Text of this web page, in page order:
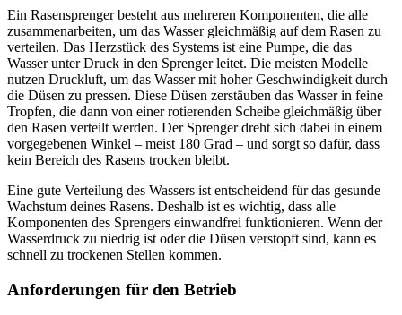
Ein Rasensprenger besteht aus mehreren Komponenten, die alle
zusammenarbeiten, um das Wasser gleichmäßig auf dem Rasen zu
verteilen. Das Herzstück des Systems ist eine Pumpe, die das
Wasser unter Druck in den Sprenger leitet. Die meisten Modelle
nutzen Druckluft, um das Wasser mit hoher Geschwindigkeit durch
die Düsen zu pressen. Diese Düsen zerstäuben das Wasser in feine
Tropfen, die dann von einer rotierenden Scheibe gleichmäßig über
den Rasen verteilt werden. Der Sprenger dreht sich dabei in einem
vorgegebenen Winkel – meist 180 Grad – und sorgt so dafür, dass
kein Bereich des Rasens trocken bleibt.
Eine gute Verteilung des Wassers ist entscheidend für das gesunde
Wachstum deines Rasens. Deshalb ist es wichtig, dass alle
Komponenten des Sprengers einwandfrei funktionieren. Wenn der
Wasserdruck zu niedrig ist oder die Düsen verstopft sind, kann es
schnell zu trockenen Stellen kommen.
Anforderungen für den Betrieb